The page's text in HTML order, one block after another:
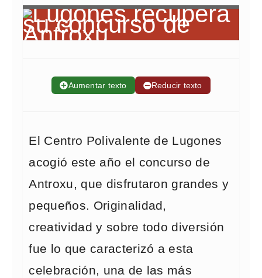
➕Aumentar texto ➖Reducir texto
El Centro Polivalente de Lugones
acogió este año el concurso de
Antroxu, que disfrutaron grandes y
pequeños. Originalidad,
creatividad y sobre todo diversión
fue lo que caracterizó a esta
celebración, una de las más